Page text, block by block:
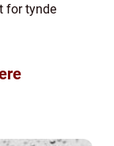
for tynde